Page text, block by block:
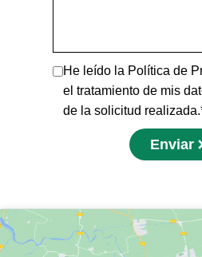
He leído la Política de
el tratamiento de mis
de la solicitud
Enviar